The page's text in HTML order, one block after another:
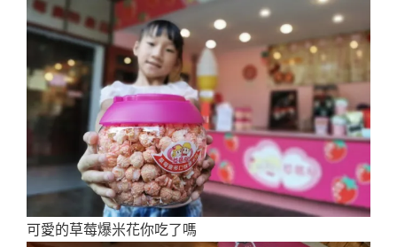
可愛的草莓爆米花你吃了嗎